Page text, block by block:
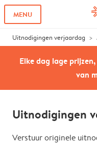
MENU
Uitnodigingen verjaardag
Elke dag lage
van
Uitnodigingen
Verstuur originele